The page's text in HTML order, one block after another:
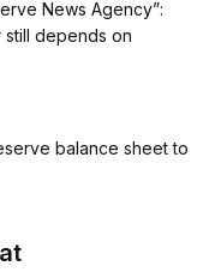
News Agency”:
still depends on
balance sheet to